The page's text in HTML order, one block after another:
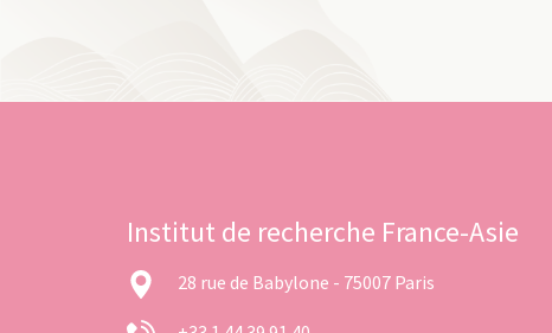
Institut de recherche France-Asie
28 rue de Babylone - 75007 Paris